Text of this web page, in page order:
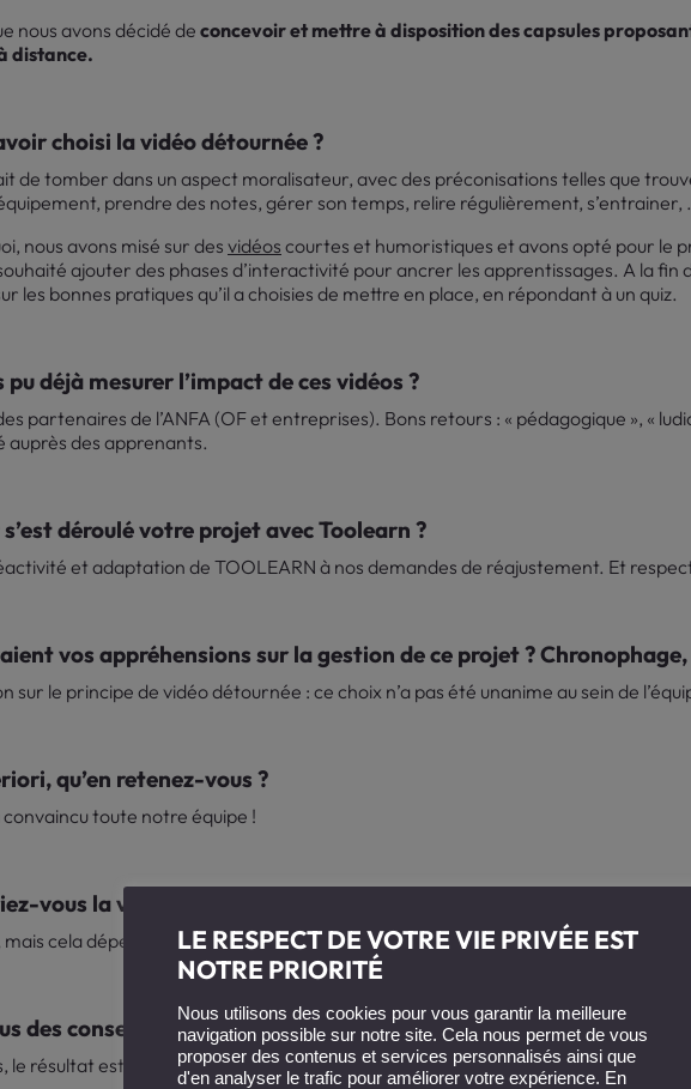
nous avons décidé deconcevoir et mettre à disposition des capsules
distance.
choisi la vidéo détournée ?
de tomber dans un aspect moralisateur, avec des préconisations telles que
prendre des notes, gérer son temps, relire régulièrement,
nous avons misé sur des vidéos courtes et humoristiques et avons opté pour le
ajouter des phases d’interactivité pour ancrer les apprentissages. A la fin
les bonnes pratiques qu’il a choisies de mettre en place, en répondant à un quiz.
pu déjà mesurer l’impact de ces vidéos ?
partenaires de l’ANFA (OF et entreprises). Bons retours : « pédagogique », «
des apprenants.
déroulé votre projet avec Toolearn ?
et adaptation de TOOLEARN à nos demandes de réajustement. Et
vos appréhensions sur la gestion de ce projet ?
sur le principe de vidéo détournée : ce choix n’a pas été unanime au sein de
qu’en retenez-vous ?
toute notre équipe !
vous la vidéo détournée à d’autres entreprises ?
cela dépend de la nature des messages à faire passer
des conseils à donner aux entreprises qui hésitent ?
le résultat est bluffant ! Le choix des voix est particulièrement bien adapté aux
LE RESPECT DE VOTRE VIE PRIVÉE EST
NOTRE PRIORITÉ
Nous utilisons des cookies pour vous garantir la meilleure
navigation possible sur notre site. Cela nous permet de vous
proposer des contenus et services personnalisés ainsi que
d'en analyser le trafic pour améliorer votre expérience. En